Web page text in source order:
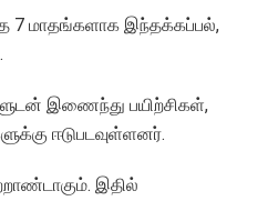
7 மாதங்களாக இந்தக்கப்பல்,
இணைந்து பயிற்சிகள்,
ஈடுபடவுள்ளனர்.
இதில்